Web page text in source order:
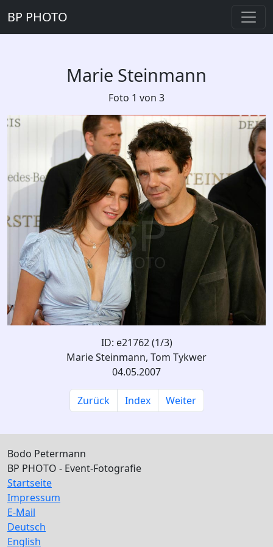
BP PHOTO
Marie Steinmann
Foto 1 von 3
ID: e21762 (1/3)
Marie Steinmann, Tom Tykwer
04.05.2007
Zurück Index Weiter
Bodo Petermann
BP PHOTO - Event-Fotografie
Startseite
Impressum
E-Mail
Deutsch
English